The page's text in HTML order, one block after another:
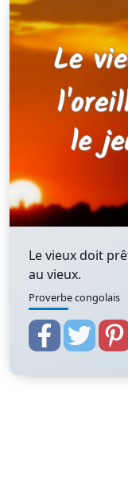
Le vieux doit
au vieux.
Proverbe congolais